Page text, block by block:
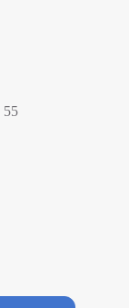
55